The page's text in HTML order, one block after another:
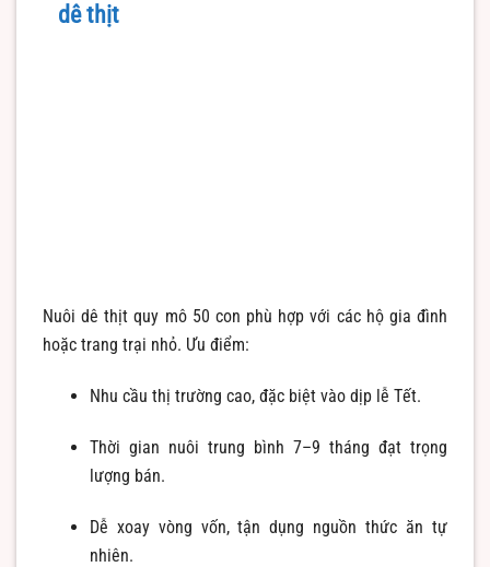
dê thịt
Nuôi dê thịt quy mô 50 con phù hợp với các hộ gia đình
hoặc trang trại nhỏ. Ưu điểm:
Nhu cầu thị trường cao, đặc biệt vào dịp lễ Tết.
Thời gian nuôi trung bình 7–9 tháng đạt trọng
lượng bán.
Dễ xoay vòng vốn, tận dụng nguồn thức ăn tự
nhiên.